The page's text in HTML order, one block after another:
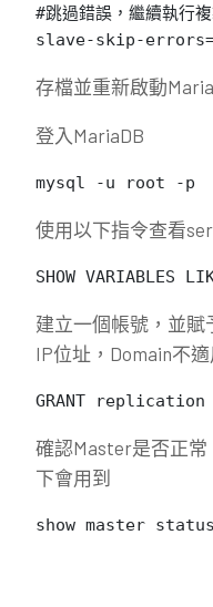
#跳過錯誤，繼續執行
slave-skip-
存檔並重新啟動
登入MariaDB
mysql -u root -p
使用以下指令查看
SHOW
建立一個帳號，並賦
IP位址，Domain不適
GRANT
確認Master是否正常
下會用到
show master